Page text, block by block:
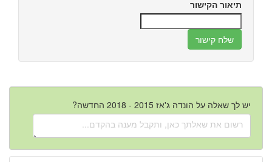
תיאור הקישור
יש לך שאלה על הונדה ג'אז 2015 - 2018 החדשה?